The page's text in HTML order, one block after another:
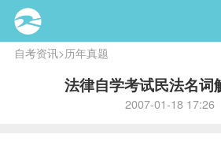
自考资讯>历年真题
法律自学考试民法名词
2007-01-18 17:26